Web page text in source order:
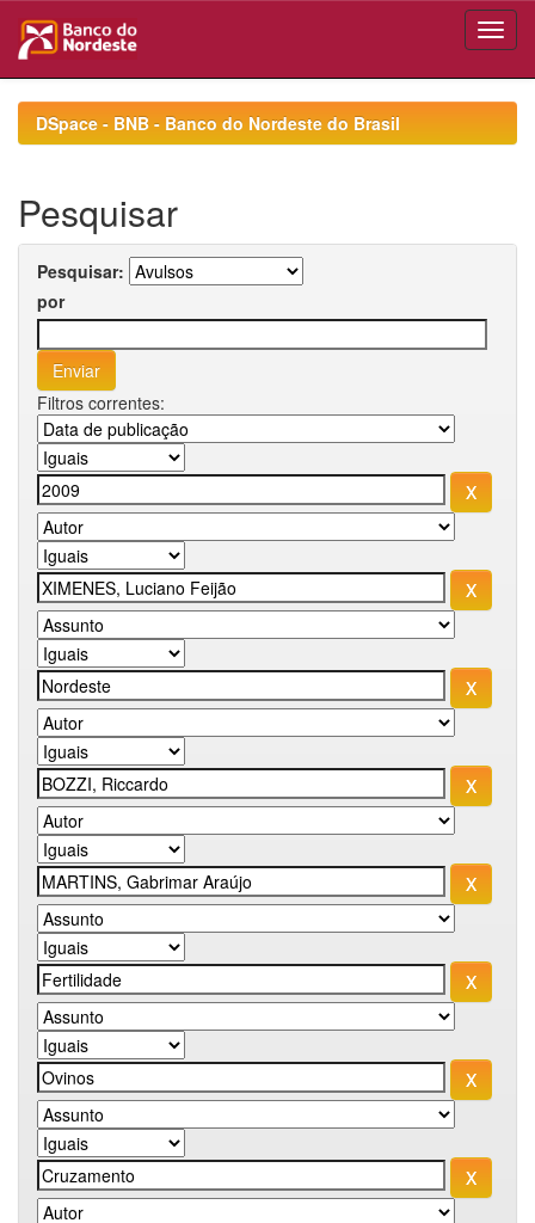
navigationDSpace - BNB - Banco do Nordeste do Brasil
Pesquisar
Pesquisar:
por
Filtros correntes: